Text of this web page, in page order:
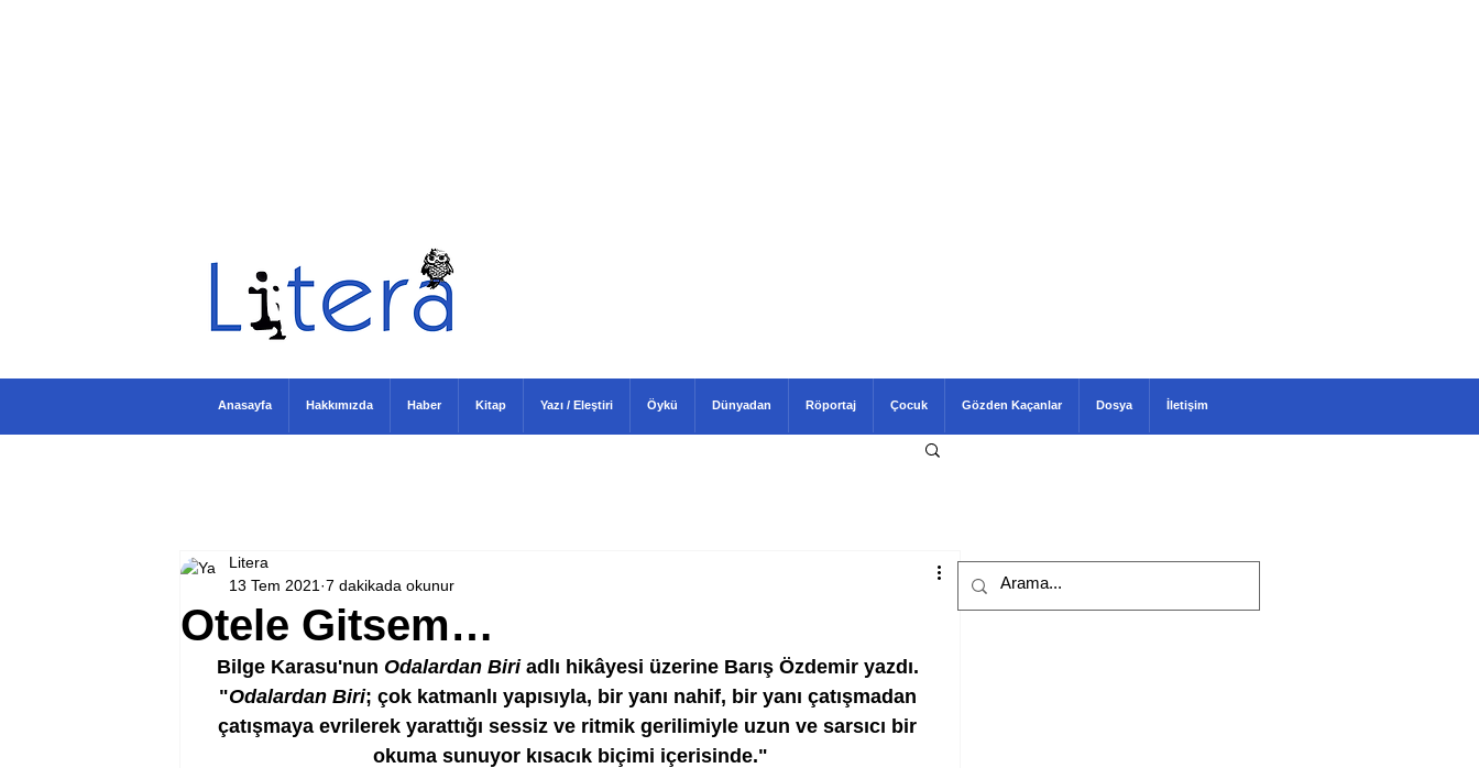
Otele Gitsem…
Litera
13 Tem 2021 7 dakikada okunur
Bilge Karasu'nun Odalardan Biri adlı hikâyesi üzerine Barış Özdemir yazdı.
"Odalardan Biri; çok katmanlı yapısıyla, bir yanı nahif, bir yanı çatışmadan
çatışmaya evrilerek yarattığı sessiz ve ritmik gerilimiyle uzun ve sarsıcı bir
okuma sunuyor kısacık biçimi içerisinde."
Anasayfa Hakkımızda Haber Kitap Yazı / Eleştiri Öykü Dünyadan Röportaj Çocuk Gözden Kaçanlar Dosya İletişim